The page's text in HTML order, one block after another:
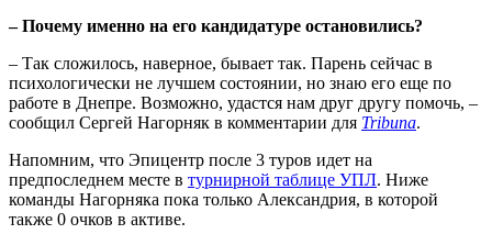
– Почему именно на его кандидатуре остановились?
– Так сложилось, наверное, бывает так. Парень сейчас в
психологически не лучшем состоянии, но знаю его еще по
работе в Днепре. Возможно, удастся нам друг другу помочь, –
сообщил Сергей Нагорняк в комментарии для Tribuna.
Напомним, что Эпицентр после 3 туров идет на
предпоследнем месте в турнирной таблице УПЛ. Ниже
команды Нагорняка пока только Александрия, в которой
также 0 очков в активе.